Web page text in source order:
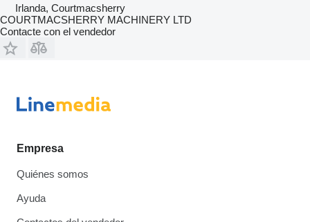
Irlanda, Courtmacsherry
COURTMACSHERRY MACHINERY LTD
Contacte con el vendedor
Empresa
Quiénes somos
Ayuda